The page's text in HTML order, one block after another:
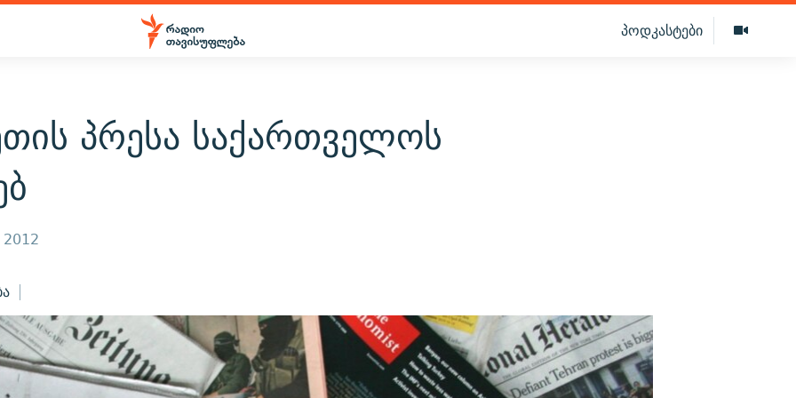
პოდკასტები
პრესა საქართველოს